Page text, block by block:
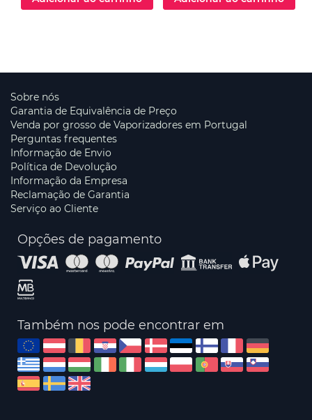
Sobre nós
Garantia de Equivalência de Preço
Venda por grosso de Vaporizadores em Portugal
Perguntas frequentes
Informação de Envio
Política de Devolução
Informação da Empresa
Reclamação de Garantia
Serviço ao Cliente
Opções de pagamento
Também nos pode encontrar em